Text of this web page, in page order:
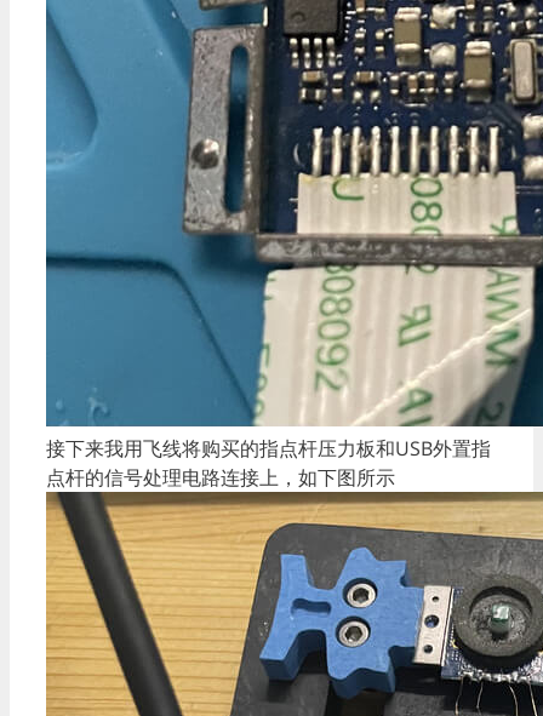
接下来我用飞线将购买的指点杆压力板和USB外置指
点杆的信号处理电路连接上，如下图所示